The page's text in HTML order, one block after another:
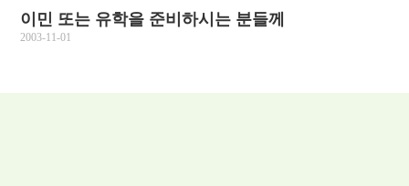
이민 또는 유학을 준비하시는 분들께
2003-11-01